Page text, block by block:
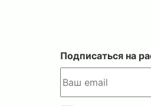
Подписаться на